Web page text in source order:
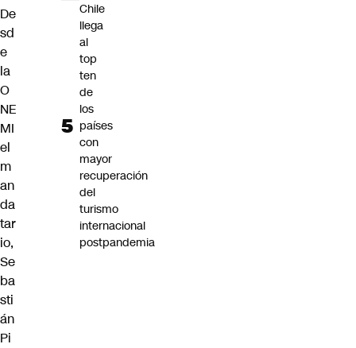
De
sd
e
la
O
NE
MI
el
m
an
da
tar
io,
Se
ba
sti
án
Pi
Chile
llega
al
top
ten
de
los
países
con
mayor
recuperación
del
turismo
internacional
postpandemia